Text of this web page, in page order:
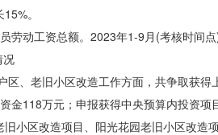
。
劳动工资总额。2023年1-9月(考核时间
况
区、老旧小区改造工作方面，共争取获
金118万元；申报获得中央预算内投资
旧小区改造项目、阳光花园老旧小区改造